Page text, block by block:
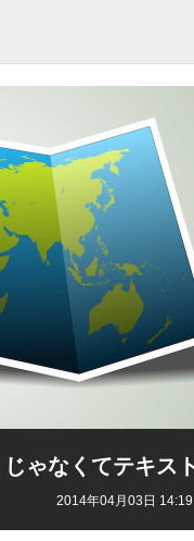
ゃなくてテキス
2014年04月03日 14:19